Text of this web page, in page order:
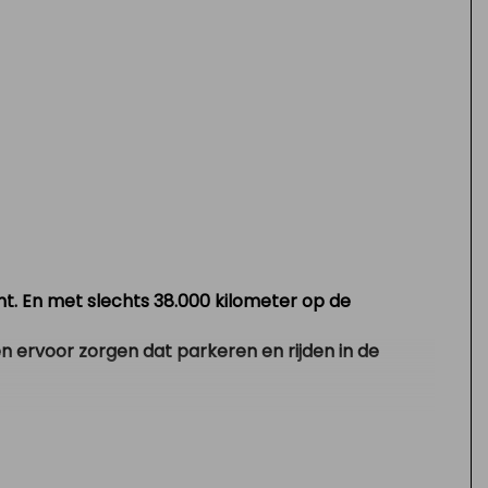
En met slechts38.000 kilometerop de
ervoor zorgen dat parkeren en rijden in de